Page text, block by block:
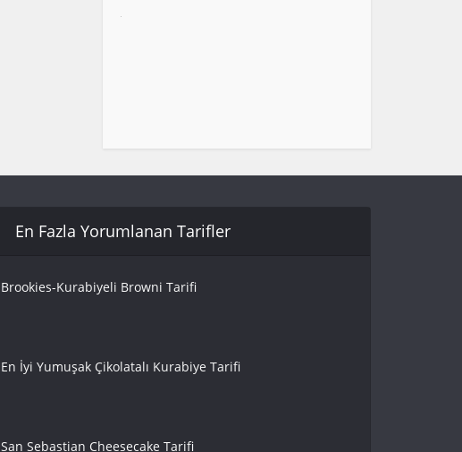
En Fazla Yorumlanan Tarifler
Brookies-Kurabiyeli Browni Tarifi
En İyi Yumuşak Çikolatalı Kurabiye Tarifi
San Sebastian Cheesecake Tarifi